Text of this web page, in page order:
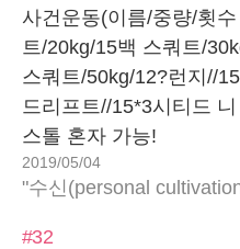
사건운동(이름/중량/횟
트/20kg/15백 스쿼트/
스쿼트/50kg/12?런지//
드리프트//15*3시티드
스톨 혼자 가능!
2019/05/04
"수신(personal
#32